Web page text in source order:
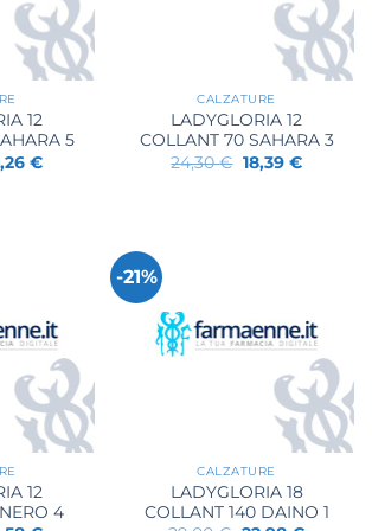
12
5
€Il
CALZATURE
LADYGLORIA 12
COLLANT 70 SAHARA 3
24,30€ Il
prezzo
18,39 €Il
12
4
-21%
CALZATURE
LADYGLORIA 18
COLLANT 140 DAINO 1